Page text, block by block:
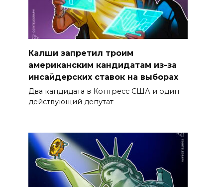
Калши запретил троим
американским кандидатам из-за
инсайдерских ставок на выборах
Два кандидата в Конгресс США и один
действующий депутат